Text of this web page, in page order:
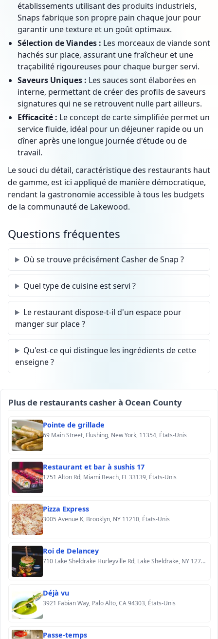
établissements utilisant des produits industriels,
Snaps fabrique son propre pain chaque jour pour
garantir une texture et un goût optimaux.
Sélection de Viandes : Les morceaux de viande sont
hachés sur place, assurant une fraîcheur et une
traçabilité rigoureuses pour chaque burger servi.
Saveurs Uniques : Les sauces sont élaborées en
interne, permettant de créer des profils de saveurs
signatures qui ne se retrouvent nulle part ailleurs.
Efficacité : Le concept de carte simplifiée permet un
service fluide, idéal pour un déjeuner rapide ou un
dîner après une longue journée d'étude ou de
travail.
Le souci du détail, caractéristique des restaurants haut
de gamme, est ici appliqué de manière démocratique,
rendant la gastronomie accessible à tous les budgets
de la communauté de Lakewood.
Questions fréquentes
Où se trouve précisément Casher de Snap ?
Quel type de cuisine est servi ?
Le restaurant dispose-t-il d'un espace pour
manger sur place ?
Qu'est-ce qui distingue les ingrédients de cette
enseigne ?
Plus de restaurants casher à Ocean County
Pointe de grillade
69 Main Street, Flushing, New York, 11354, États-Unis
Restaurant et bar à sushis 17
1751 Alton Rd, Miami Beach, FL 33139, États-Unis
Pizza Express
3005 Avenue K, Brooklyn, NY 11210, États-Unis
Roi de Delancey
710 Lake Sheldrake Hurleyville Rd, Lake Sheldrake, NY 12759, États-Unis
Déjà vu
3921 Fabian Way, Palo Alto, CA 94303, États-Unis
Passe-temps